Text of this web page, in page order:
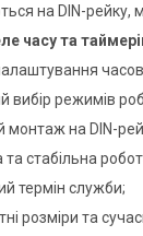
на DIN-рейку,
часу та
вибір режимів
монтаж на DIN-
та стабільна
термін служби;
розміри та